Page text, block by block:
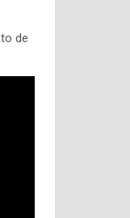
de